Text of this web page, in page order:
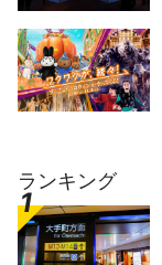
ランキング